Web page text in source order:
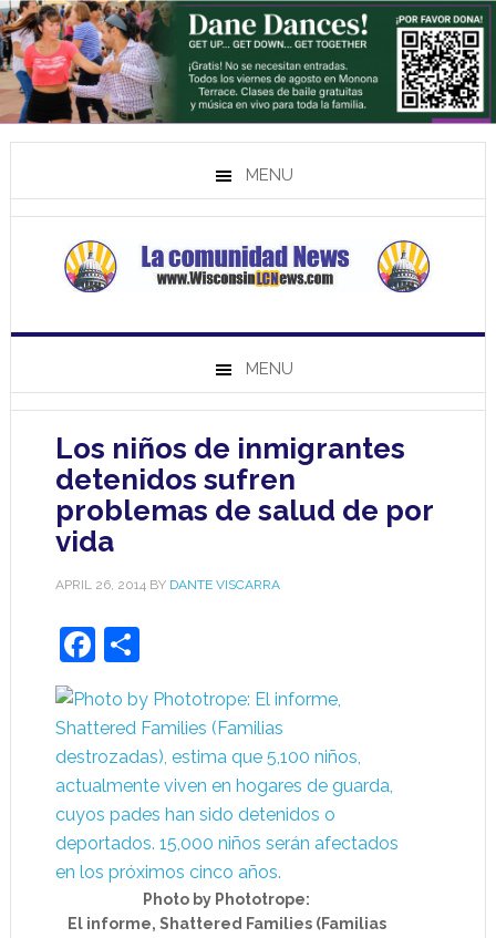
MENU
MENU
Los niños de inmigrantes
detenidos sufren
problemas de salud de por
vida
APRIL 26, 2014BY DANTE VISCARRA
Facebook
Share
Photo by Phototrope:
El informe, Shattered Families (Familias